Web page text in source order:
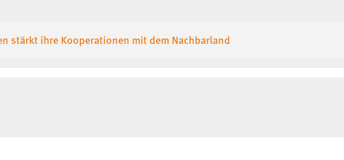
stärkt ihre Kooperationen mit dem Nachbarland